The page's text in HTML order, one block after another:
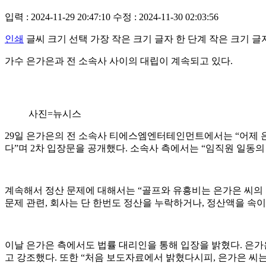
입력 : 2024-11-29 20:47:10 수정 : 2024-11-30 02:03:56
인쇄 글씨 크기 선택 가장 작은 크기 글자 한 단계 작은 크기 글
가수 은가은과 전 소속사 사이의 대립이 계속되고 있다.
사진=뉴시스
29일 은가은의 전 소속사 티에스엠엔터테인먼트에서는 “어
다”며 2차 입장문을 공개했다. 소속사 측에서는 “임직원 일동
계속해서 정산 문제에 대해서는 “골프와 유흥비는 은가은 씨
문제 관련, 회사는 단 한번도 정산을 누락하거나, 정산액을 속
이날 은가은 측에서도 법률 대리인을 통해 입장을 밝혔다. 은
고 강조했다. 또한 “처음 보도자료에서 밝혔다시피, 은가은